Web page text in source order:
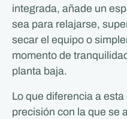
integrada, añade un
sea para relajarse,
secar el equipo o
momento de
planta baja.
Lo que diferencia a
precisión con la que se